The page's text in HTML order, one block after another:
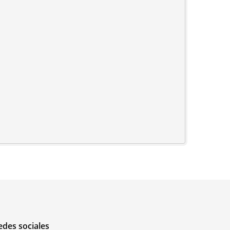
sociales